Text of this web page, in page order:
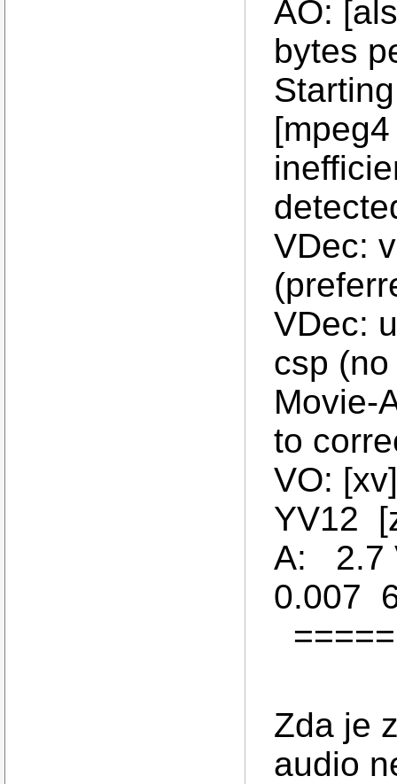
AO:
bytes
VDec:
VDec:
csp (no
Movie-
to
VO:
YV12
A: 2.7
0.007
Zda je
audio